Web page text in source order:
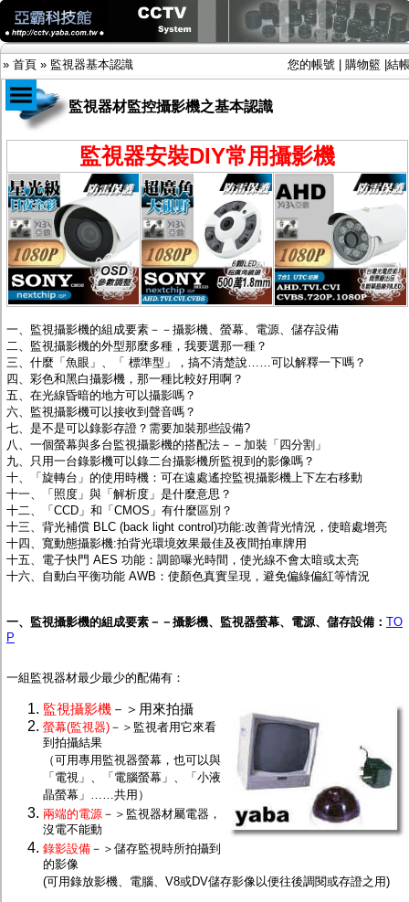
» 首頁 » 監視器基本認識 您的帳號 購物籃 結
限時促銷特惠專案
IP網路攝影機及錄放影機
AHD DVR數位錄放影機
AHD半球型(適用屋內)
AHD中小型紅外線攝影機(適用騎樓、室內外)
AHD防護罩型攝影機(適用屋外，紅外線照射
距離遠）
AHD特殊功能型攝影機
傳統高解析攝影機
鏡頭
投光設備
防護罩及支架
多路攝影機單軸傳輸
監聽器.麥克風
網路設備
視訊轉換設備
雙絞線傳輸器
雜訊改善器
分配放大器
網路線用水晶頭
網路線
懶人線.同軸線.花線
線頭.插座.延長線.HDMI線
轉接頭
電腦工業機殼
監視器材監控攝影機之基本認識
監視器安裝DIY常用攝影機
一、監視攝影機的組成要素－－攝影機、螢幕、電源、儲存設備
二、監視攝影機的外型那麼多種，我要選那一種？
三、什麼「魚眼」、「 標準型」，搞不清楚說……可以解釋一下嗎？
四、彩色和黑白攝影機，那一種比較好用啊？
五、在光線昏暗的地方可以攝影嗎？
六、監視攝影機可以接收到聲音嗎？
七、是不是可以錄影存證？需要加裝那些設備?
八、一個螢幕與多台監視攝影機的搭配法－－加裝「四分割」
九、只用一台錄影機可以錄二台攝影機所監視到的影像嗎？
十、「旋轉台」的使用時機：可在遠處遙控監視攝影機上下左右移動
十一、「照度」與「解析度」是什麼意思？
十二、「CCD」和「CMOS」有什麼區別？
十三、 背光補償 BLC (back light control)功能:改善背光情況，使暗處增亮
十四、寬動態攝影機:拍背光環境效果最佳及夜間拍車牌用
十五、電子快門 AES 功能 ： 調節曝光時間，使光線不會太暗或太亮
十六、自動白平衡功能 AWB：使顏色真實呈現，避免偏綠偏紅等情況
一、監視攝影機的組成要素－－攝影機、監視器螢幕、電源、儲存設備： TO
P
一組監視器材最少最少的配備有：
監視攝影機 －＞用來拍攝
螢幕(監視器) －＞監視者用它來看
到拍攝結果
（可用專用監視器螢幕，也可以與
「電視」、「電腦螢幕」、「小液
晶螢幕」……共用）
兩端的電源 －＞監視器材屬電器，
沒電不能動
錄影設備 －＞儲存監視時所拍攝到
的影像
(可用錄放影機、電腦、V8或DV儲存影像以便往後調閱或存證之用)